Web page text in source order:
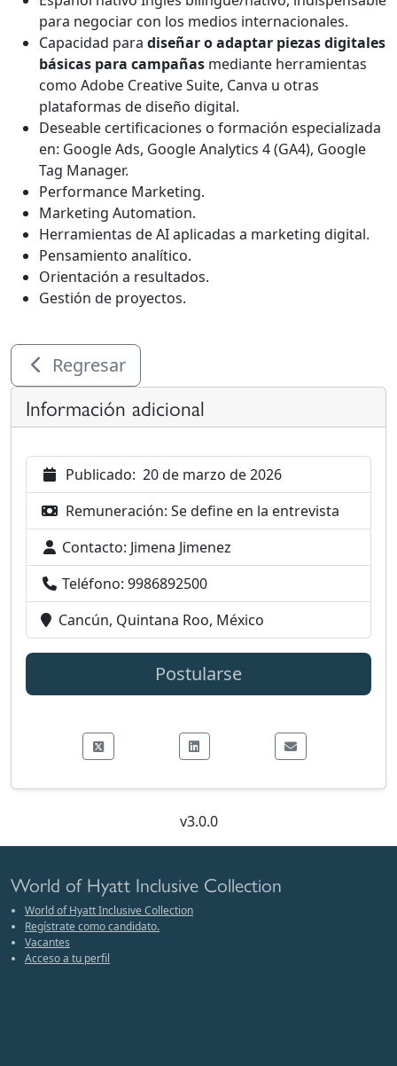
para negociar con los medios internacionales.
Capacidad para diseñar o adaptar piezas digitales
básicas para campañas mediante herramientas
como Adobe Creative Suite, Canva u otras
plataformas de diseño digital.
Deseable certificaciones o formación especializada
en: Google Ads, Google Analytics 4 (GA4), Google
Tag Manager.
Performance Marketing.
Marketing Automation.
Herramientas de AI aplicadas a marketing digital.
Pensamiento analítico.
Orientación a resultados.
Gestión de proyectos.
Regresar
Información adicional
Publicado: 20 de marzo de 2026
Remuneración: Se define en la entrevista
Contacto: Jimena Jimenez
Teléfono: 9986892500
Cancún, Quintana Roo, México
Postularse
v3.0.0
World of Hyatt Inclusive Collection
World of Hyatt Inclusive Collection
Regístrate como candidato.
Vacantes
Acceso a tu perfil